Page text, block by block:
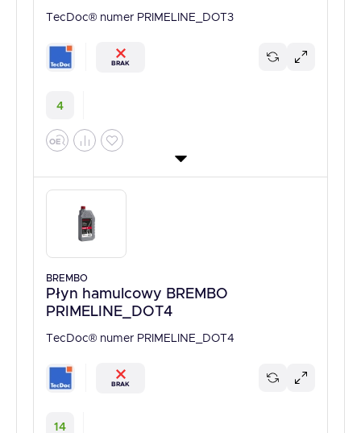
TecDoc® numer PRIMELINE_DOT3
BRAK
4
BREMBO
Płyn hamulcowy BREMBO
PRIMELINE_DOT4
TecDoc® numer PRIMELINE_DOT4
BRAK
14